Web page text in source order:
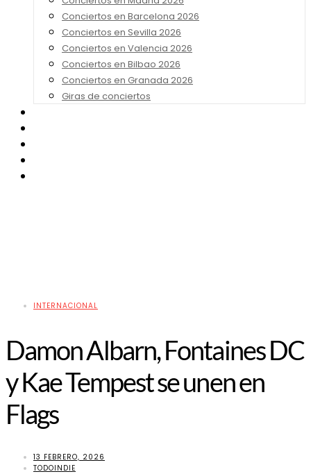
Conciertos en Barcelona 2026
Conciertos en Sevilla 2026
Conciertos en Valencia 2026
Conciertos en Bilbao 2026
Conciertos en Granada 2026
Giras de conciertos
INTERNACIONAL
Damon Albarn, Fontaines DC
y Kae Tempest se unen en
Flags
13 FEBRERO, 2026
TODOINDIE